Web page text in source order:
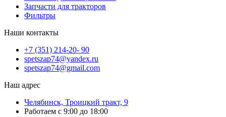
Запчасти для тракторов
Фильтры
Наши контакты
+7 (351) 214-20- 90
spetszap74@yandex.ru
spetszap74@gmail.com
Наш адрес
Челябинск, Троицкий тракт, 9
Работаем с 9:00 до 18:00